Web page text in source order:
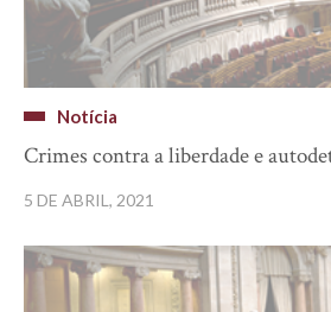
Notícia
Crimes contra a liberdade e
5 DE ABRIL, 2021